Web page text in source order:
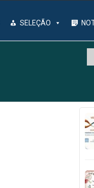
SELEÇÃO